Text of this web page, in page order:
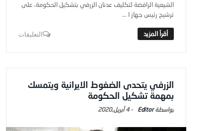
الشيعية الرافضة لتكليف عدنان الزرفي بتشكيل الحكومة، على
ترشيح رئيس جهاز ا ...
التعليقات
الزرفي يتحدى الضغوط الايرانية ويتمسك
بمهمة تشكيل الحكومة
Editor
-4 أبريل,2020